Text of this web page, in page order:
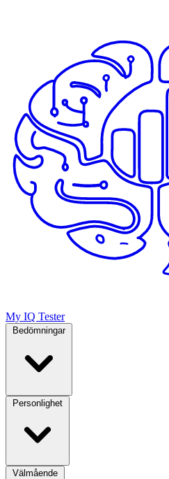
My IQ Tester
Bedömningar
Personlighet
Välmående